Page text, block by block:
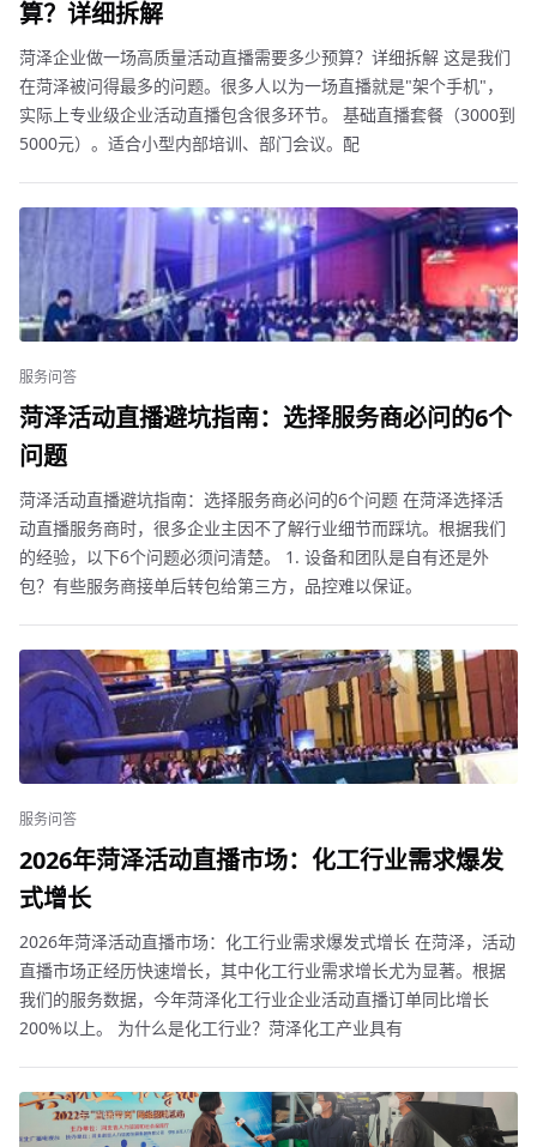
算？详细拆解
菏泽企业做一场高质量活动直播需要多少预算？详细拆解 这是我们
在菏泽被问得最多的问题。很多人以为一场直播就是"架个手机"，
实际上专业级企业活动直播包含很多环节。 基础直播套餐（3000到
5000元）。适合小型内部培训、部门会议。配
服务问答
菏泽活动直播避坑指南：选择服务商必问的6个
问题
菏泽活动直播避坑指南：选择服务商必问的6个问题 在菏泽选择活
动直播服务商时，很多企业主因不了解行业细节而踩坑。根据我们
的经验，以下6个问题必须问清楚。 1. 设备和团队是自有还是外
包？有些服务商接单后转包给第三方，品控难以保证。
服务问答
2026年菏泽活动直播市场：化工行业需求爆发
式增长
2026年菏泽活动直播市场：化工行业需求爆发式增长 在菏泽，活动
直播市场正经历快速增长，其中化工行业需求增长尤为显著。根据
我们的服务数据，今年菏泽化工行业企业活动直播订单同比增长
200%以上。 为什么是化工行业？菏泽化工产业具有